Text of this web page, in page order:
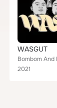
WASGUT
2021